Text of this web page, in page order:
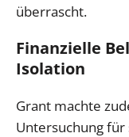
überrascht.
Finanzielle
Isolation
Grant machte
Untersuchung